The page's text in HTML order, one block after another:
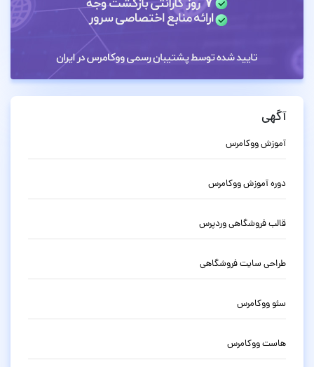
آگهی
آموزش ووکامرس
دوره آموزش ووکامرس
قالب فروشگاهی وردپرس
طراحی سایت فروشگاهی
سئو ووکامرس
هاست ووکامرس